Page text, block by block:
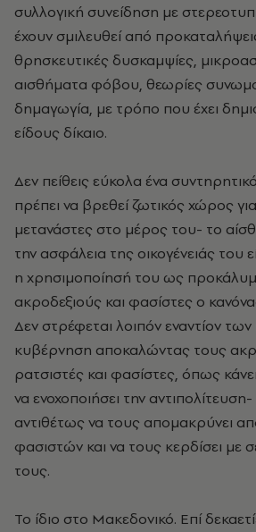
συλλογική συνείδηση με
έχουν σμιλευθεί από
θρησκευτικές δυσκαμψίες,
αισθήματα φόβου, θεωρίες
δημαγωγία, με τρόπο που έχει
είδους δίκαιο.
Δεν πείθεις εύκολα ένα
πρέπει να βρεθεί ζωτικός χώρος
μετανάστες στο μέρος του- το
την ασφάλεια της οικογένειάς του
η χρησιμοποίησή του ως
ακροδεξιούς και φασίστες ο
Δεν στρέφεται λοιπόν εναντίον
κυβέρνηση αποκαλώντας τους
ρατσιστές και φασίστες, όπως
να ενοχοποιήσει την
αντιθέτως να τους απομακρύνει
φασιστών και να τους κερδίσει
τους.
Το ίδιο στο Μακεδονικό. Επί